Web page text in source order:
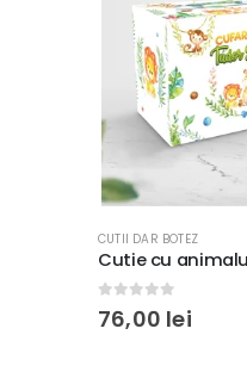
CUTII DAR BOTEZ
out of 5
76,00 lei